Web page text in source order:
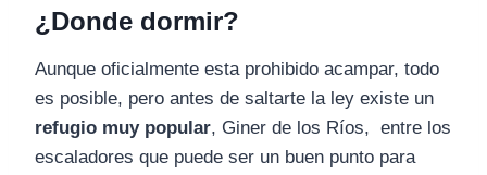
¿Donde dormir?
Aunque oficialmente esta prohibido acampar, todo
es posible, pero antes de saltarte la ley existe un
refugio muy popular, Giner de los Ríos, entre los
escaladores que puede ser un buen punto para